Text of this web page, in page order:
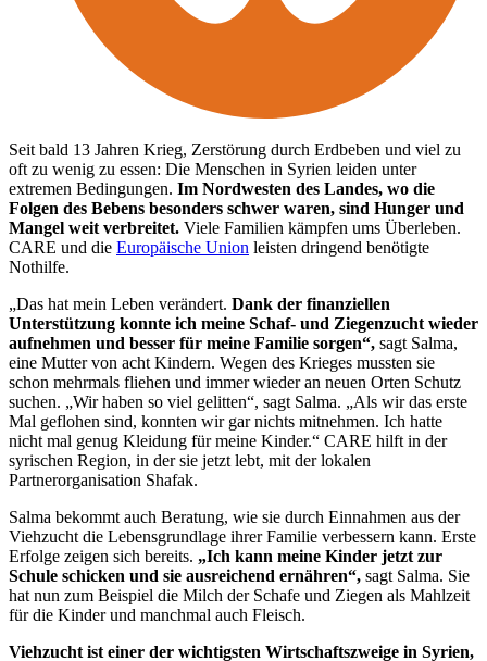
Seit bald 13 Jahren Krieg, Zerstörung durch Erdbeben und viel zu
oft zu wenig zu essen: Die Menschen in Syrien leiden unter
extremen Bedingungen. Im Nordwesten des Landes, wo die
Folgen des Bebens besonders schwer waren, sind Hunger und
Mangel weit verbreitet. Viele Familien kämpfen ums Überleben.
CARE und die Europäische Union leisten dringend benötigte
Nothilfe.
„Das hat mein Leben verändert. Dank der finanziellen
Unterstützung konnte ich meine Schaf- und Ziegenzucht wieder
aufnehmen und besser für meine Familie sorgen“, sagt Salma,
eine Mutter von acht Kindern. Wegen des Krieges mussten sie
schon mehrmals fliehen und immer wieder an neuen Orten Schutz
suchen. „Wir haben so viel gelitten“, sagt Salma. „Als wir das erste
Mal geflohen sind, konnten wir gar nichts mitnehmen. Ich hatte
nicht mal genug Kleidung für meine Kinder.“ CARE hilft in der
syrischen Region, in der sie jetzt lebt, mit der lokalen
Partnerorganisation Shafak.
Salma bekommt auch Beratung, wie sie durch Einnahmen aus der
Viehzucht die Lebensgrundlage ihrer Familie verbessern kann. Erste
Erfolge zeigen sich bereits. „Ich kann meine Kinder jetzt zur
Schule schicken und sie ausreichend ernähren“, sagt Salma. Sie
hat nun zum Beispiel die Milch der Schafe und Ziegen als Mahlzeit
für die Kinder und manchmal auch Fleisch.
Viehzucht ist einer der wichtigsten Wirtschaftszweige in Syrien,